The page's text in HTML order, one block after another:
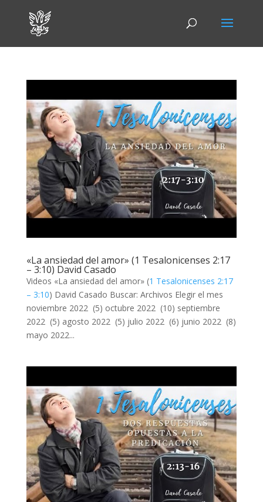
«La ansiedad del amor» (1 Tesalonicenses 2:17
– 3:10) David Casado
Videos «La ansiedad del amor» (1 Tesalonicenses 2:17
– 3:10) David Casado Buscar: Archivos Elegir el mes
noviembre 2022 (5) octubre 2022 (10) septiembre
2022 (5) agosto 2022 (5) julio 2022 (6) junio 2022 (8)
mayo 2022...